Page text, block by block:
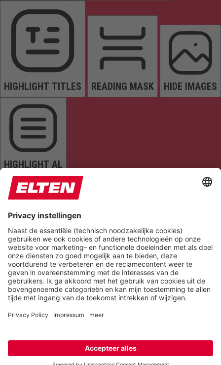
HIGHLIGHT TITLES READING MASK HIDE IMAGES
HIGHLIGHT AL
READ PAGE MUTE SOUNDS STOP ANIMATIONS
Reset Settings